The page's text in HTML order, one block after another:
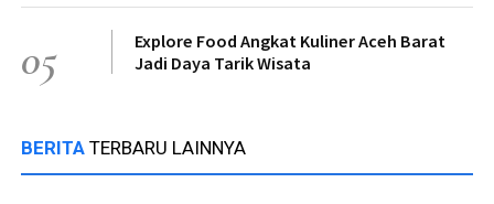
05
Explore Food Angkat Kuliner Aceh Barat
Jadi Daya Tarik Wisata
BERITA TERBARU LAINNYA